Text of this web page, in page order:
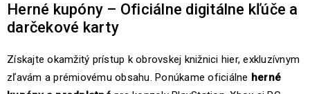
Herné kupóny – Oficiálne digitálne kľúče a
darčekové karty
Získajte okamžitý prístup k obrovskej knižnici hier, exkluzívnym
zľavám a prémiovému obsahu. Ponúkame oficiálne herné